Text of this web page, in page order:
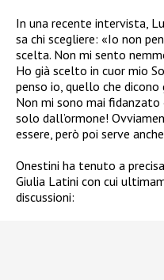
In una recente intervista,
sa chi scegliere: «Io non
scelta. Non mi sento
Ho già scelto in cuor mio
penso io, quello che
Non mi sono mai fidanzato
solo dall’ormone!
essere, però poi serve
Onestini ha tenuto a
Giulia Latini con cui
discussioni: